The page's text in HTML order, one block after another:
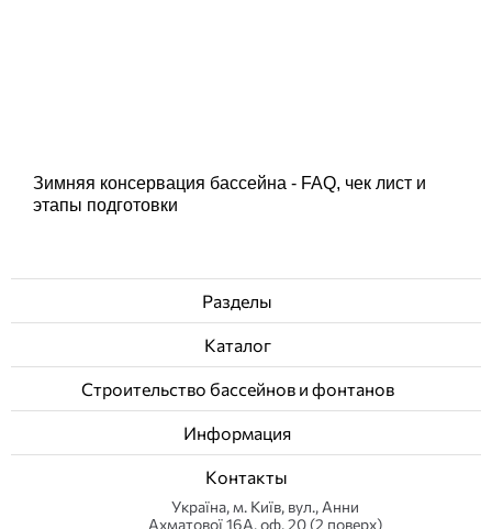
Зимняя консервация бассейна - FAQ, чек лист и
этапы подготовки
Разделы
Каталог
Строительство бассейнов и фонтанов
Информация
Контакты
Українa, м. Київ, вул., Анни
Ахматової 16А, оф. 20 (2 поверх)